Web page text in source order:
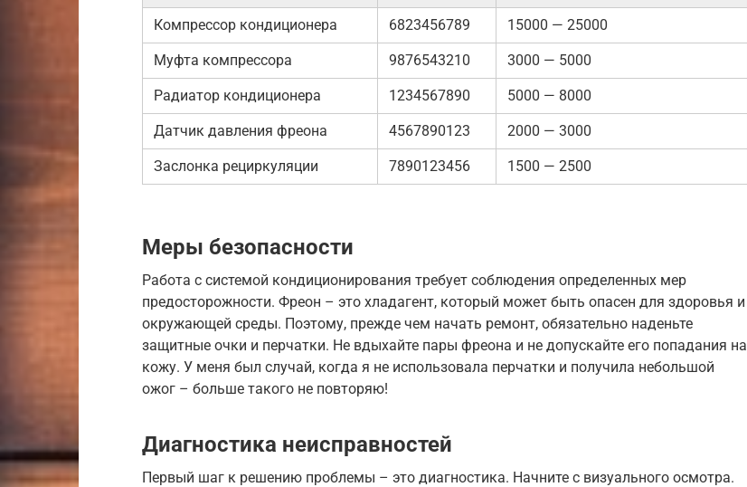
Компрессор кондиционера 6823456789 15000 — 25000
Муфта компрессора 9876543210 3000 — 5000
Радиатор кондиционера 1234567890 5000 — 8000
Датчик давления фреона 4567890123 2000 — 3000
Заслонка рециркуляции 7890123456 1500 — 2500
Меры безопасности
Работа с системой кондиционирования требует соблюдения определенных мер
предосторожности. Фреон – это хладагент, который может быть опасен для здоровья и
окружающей среды. Поэтому, прежде чем начать ремонт, обязательно наденьте
защитные очки и перчатки. Не вдыхайте пары фреона и не допускайте его попадания на
кожу. У меня был случай, когда я не использовала перчатки и получила небольшой
ожог – больше такого не повторяю!
Диагностика неисправностей
Первый шаг к решению проблемы – это диагностика. Начните с визуального осмотра.